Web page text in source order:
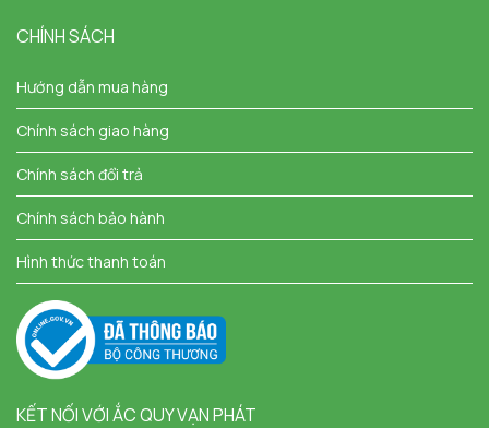
CHÍNH SÁCH
Hướng dẫn mua hàng
Chính sách giao hàng
Chính sách đổi trả
Chính sách bảo hành
Hình thức thanh toán
KẾT NỐI VỚI ẮC QUY VẠN PHÁT